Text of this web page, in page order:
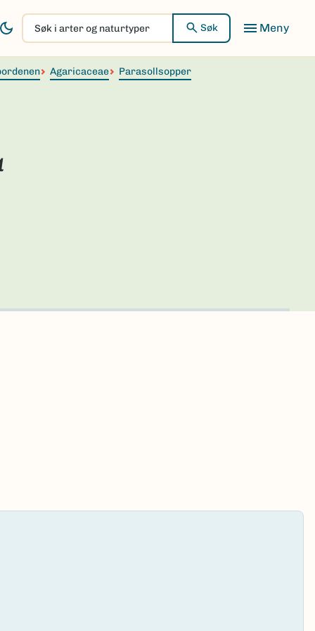
Søk
i
arter
og
Søk
Agaricaceae
Parasollsopper